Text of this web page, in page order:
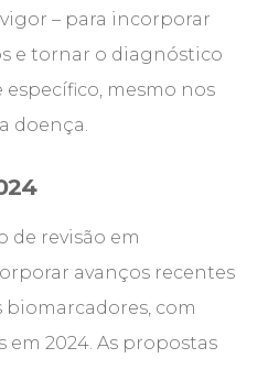
– para incorporar
e tornar o diagnóstico
específico, mesmo nos
doença.
de revisão em
avanços recentes
com
2024. As propostas